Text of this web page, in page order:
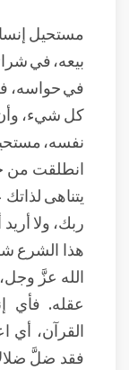
مستحيل
بيعه، في
في حواسه،
كل شيء،
نفسه،
انطلقت من
يتناهى
ربك، ولا
هذا الشرع
الله عزَّ
عقله. فأي
القرآن، أي
فقد ضلَّ